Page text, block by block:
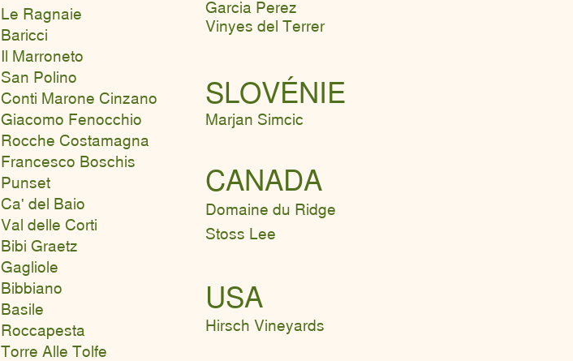
Le Ragnaie
Baricci
Il Marroneto
San Polino
Conti Marone Cinzano
Giacomo Fenocchio
Rocche Costamagna
Francesco Boschis
Punset
Ca' del Baio
Val delle Corti
Bibi Graetz
Gagliole
Bibbiano
Basile
Roccapesta
Torre Alle Tolfe
Garcia Perez
Vinyes del Terrer
SLOVÉNIE
Marjan Simcic
CANADA
Domaine du Ridge
Stoss Lee
USA
Hirsch Vineyards